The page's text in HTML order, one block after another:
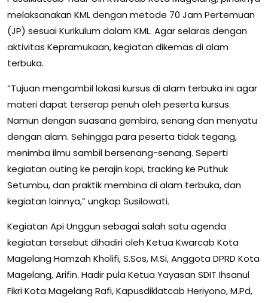
melaksanakan KML dengan metode 70 Jam Pertemuan
(JP) sesuai Kurikulum dalam KML. Agar selaras dengan
aktivitas Kepramukaan, kegiatan dikemas di alam
terbuka.
“Tujuan mengambil lokasi kursus di alam terbuka ini agar
materi dapat terserap penuh oleh peserta kursus.
Namun dengan suasana gembira, senang dan menyatu
dengan alam. Sehingga para peserta tidak tegang,
menimba ilmu sambil bersenang-senang. Seperti
kegiatan outing ke perajin kopi, tracking ke Puthuk
Setumbu, dan praktik membina di alam terbuka, dan
kegiatan lainnya,” ungkap Susilowati.
Kegiatan Api Unggun sebagai salah satu agenda
kegiatan tersebut dihadiri oleh Ketua Kwarcab Kota
Magelang Hamzah Kholifi, S.Sos, M.Si, Anggota DPRD Kota
Magelang, Arifin. Hadir pula Ketua Yayasan SDIT Ihsanul
Fikri Kota Magelang Rafi, Kapusdiklatcab Heriyono, M.Pd,